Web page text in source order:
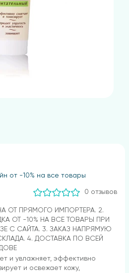
от -10% на все товары
0 отзывов
ОТ ПРЯМОГО ИМПОРТЕРА. 2.
ОТ -10% НА ВСЕ ТОВАРЫ ПРИ
С САЙТА. 3. ЗАКАЗ НАПРЯМУЮ
4. ДОСТАВКА ПО ВСЕЙ
и увлажняет, эффективно
и освежает кожу,